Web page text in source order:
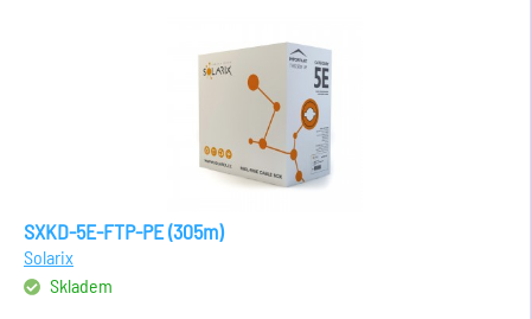
SXKD-5E-FTP-PE (305m)
Solarix
Skladem